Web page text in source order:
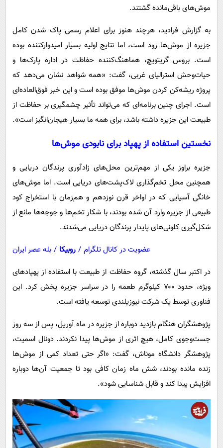
اجتماعی
حیات وحش
سیاست خارجی
موش‌های باقی‌مانده گشتند.
به گزارش فرادید، هرچند هنوز برای اعلام رسمی پاک شدن کامل
جزیره از موش‌ها زود است، اما نتایج اولیه بسیار امیدوارکننده بوده
است. بروس گریتویچ، هماهنگ‌کننده حفاظت در اداره پارک‌ها و
حیات‌وحش استرالیای غربی، گفت: «همه شواهد نشان می‌دهد که
پروژه ریشه‌کن کردن موش‌ها موفق بوده است و این خبر فوق‌العاده‌ای
است. اجرای چنین برنامه‌ای که می‌تواند تأثیر چشمگیری بر حفاظت از
طبیعت این جزیره داشته باشد، برای همه ما بسیار هیجان‌انگیز است».
نخستین استفاده از پهپاد برای نابودی موش‌ها
جزیره براوز یکی از مهم‌ترین محل‌های زادآوری پرندگان دریایی و
همچنین محل تخم‌گذاری لاک‌پشت‌های دریایی است. اما موش‌های
خانگی آسیایی که در اواخر قرن نوزدهم و هم‌زمان با استخراج کود
طبیعی از جزیره وارد آن شده بودند، با شکار تخم‌ها و جوجه‌ها مانع از
شکل‌گیری کلونی‌های پایدار پرندگان دریایی می‌شدند.
عضویت در کانال تلگرام / روبیکا / بله عصر ایران
در اکتبر سال گذشته، گروه حفاظت از طبیعت با استفاده از پهپادهای
ویژه، حدود ۷۰۰ کیلوگرم طعمه را در سراسر جزیره پخش کرد. این
فناوری توسط یک شرکت نیوزیلندی توسعه یافته است.
پژوهشگران هنگام بازدید دوباره از جزیره در ماه آوریل، پس از سه روز
جست‌وجوی کامل، هیچ اثری از موش‌ها پیدا نکردند. دونال اسمیت،
پژوهشگر دانشگاه موناش، گفت: «اگر حتی تعداد کمی از موش‌ها
زنده مانده بودند، شش ماه زمان کافی بود تا جمعیت آن‌ها دوباره
افزایش پیدا کند و قابل شناسایی شود».